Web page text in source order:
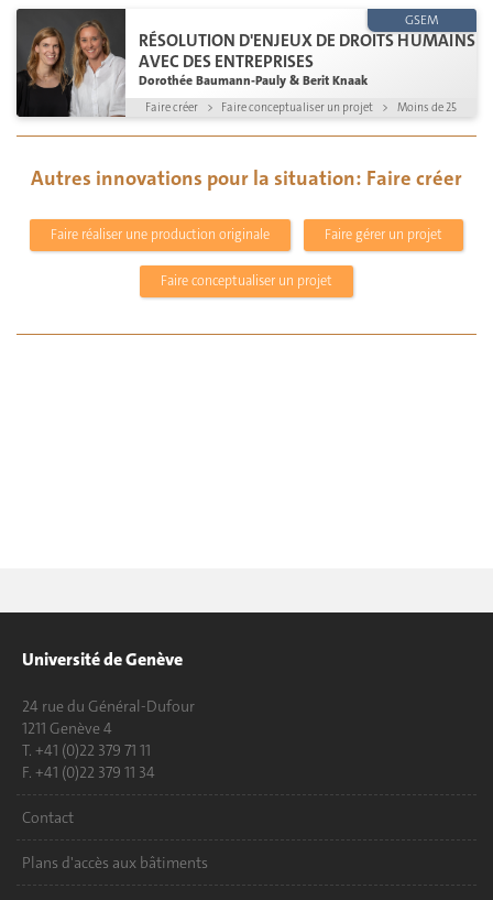
RÉSOLUTION D'ENJEUX DE DROITS HUMAINS
AVEC DES ENTREPRISES
Dorothée Baumann-Pauly & Berit Knaak
GSEM
Faire créer > Faire conceptualiser un projet > Moins de 25
Autres innovations pour la situation: Faire créer
Faire réaliser une production originale Faire gérer un projet
Faire conceptualiser un projet
Université de Genève
24 rue du Général-Dufour
1211 Genève 4
T. +41 (0)22 379 71 11
F. +41 (0)22 379 11 34
Contact
Plans d'accès aux bâtiments